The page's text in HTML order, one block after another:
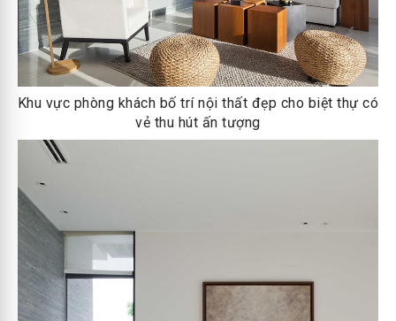
Khu vực phòng khách bố trí nội thất đẹp cho biệt thự có
vẻ thu hút ấn tượng